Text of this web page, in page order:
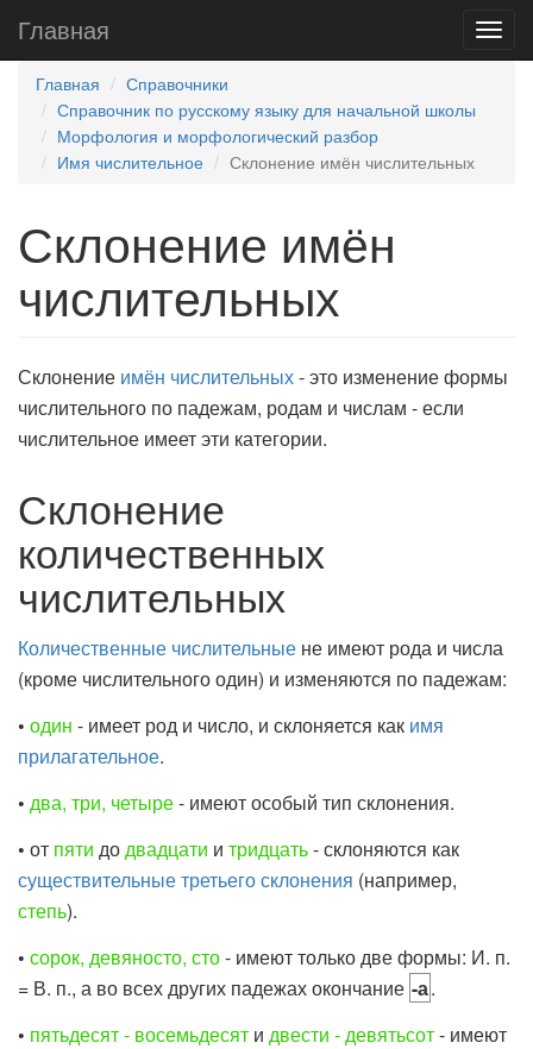
Главная
Главная
Справочники
Справочник по русскому языку для начальной школы
Морфология и морфологический разбор
Имя числительное
Склонение имён числительных
Склонение имён
числительных
Склонение имён числительных- это изменение формы
числительного по падежам, родам и числам - если
числительное имеет эти категории.
Склонение
количественных
числительных
Количественные числительные не имеют рода и числа
(кроме числительного один) и изменяются по падежам:
• один - имеет род и число, и склоняется как имя
прилагательное.
• два, три, четыре- имеют особый тип склонения.
• от пяти додвадцати и тридцать- склоняются как
существительныетретьего склонения (например,
степь).
• сорок, девяносто, сто- имеют только две формы: И. п.
= В. п., а во всех других падежах окончание -а.
• пятьдесят - восемьдесят и двести - девятьсот- имеют